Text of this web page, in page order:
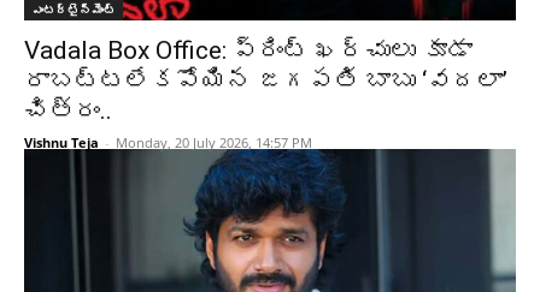
ఎంటర్టైన్మెంట్
Vadala Box Office: ప్రింట్ ఖర్చులు కూడా
రాబట్టలేకపోయిన జగపతి బాబు ‘వదలా’
చిత్రం..
Vishnu Teja - Monday, 20 July 2026, 14:57 PM